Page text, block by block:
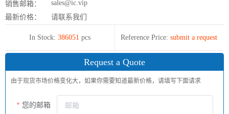
销售邮箱：
sales@ic.vip
最新价格：
请联系我们
In Stock: 386051 pcs Reference Price: submit a request
Request a Quote
由于现货市场价格变化大，如果你需要知道最新价格，请填写下面请求
您的邮箱